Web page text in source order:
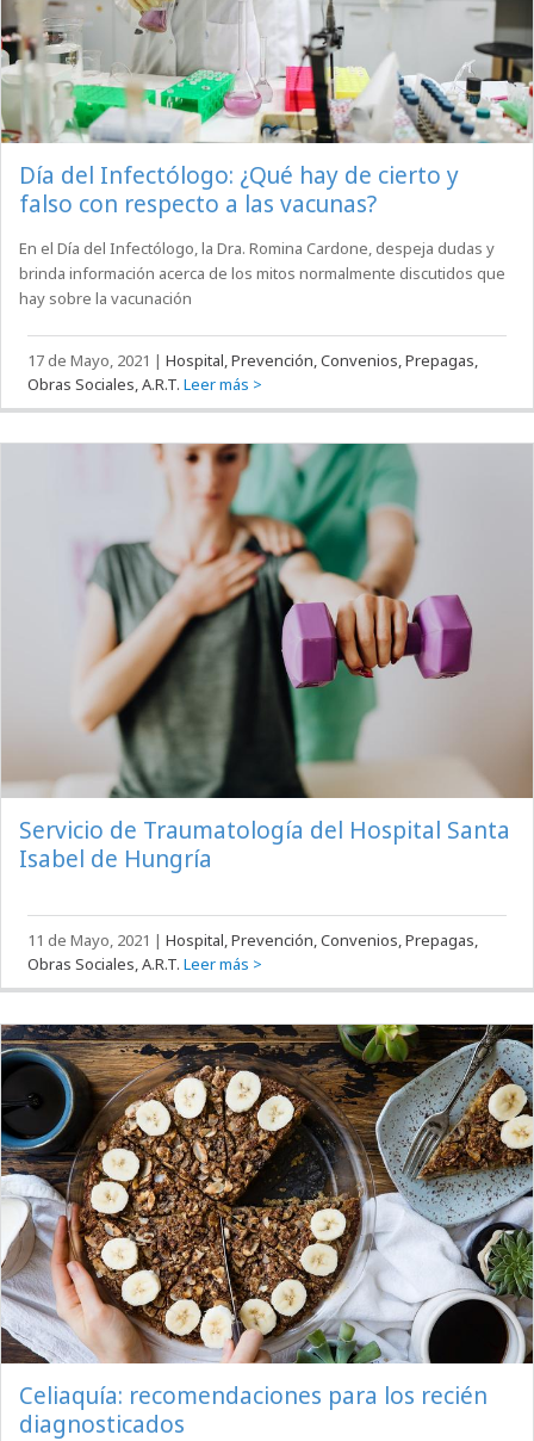
Día del Infectólogo: ¿Qué hay de cierto y
falso con respecto a las vacunas?
En el Día del Infectólogo, la Dra. Romina Cardone, despeja dudas y
brinda información acerca de los mitos normalmente discutidos que
hay sobre la vacunación
17 de Mayo, 2021 |Hospital, Prevención, Convenios, Prepagas,
Obras Sociales, A.R.T. Leer más >
Servicio de Traumatología del Hospital Santa
Isabel de Hungría
11 de Mayo, 2021 |Hospital, Prevención, Convenios, Prepagas,
Obras Sociales, A.R.T. Leer más >
Celiaquía: recomendaciones para los recién
diagnosticados